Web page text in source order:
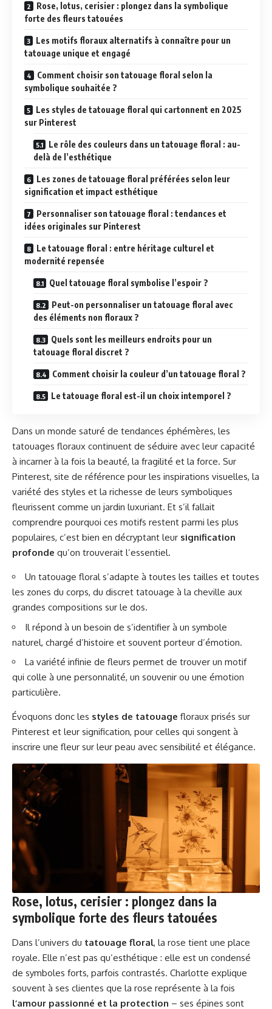
Rose, lotus, cerisier : plongez dans la symbolique
forte des fleurs tatouées
Les motifs floraux alternatifs à connaître pour un
tatouage unique et engagé
Comment choisir son tatouage floral selon la
symbolique souhaitée ?
Les styles de tatouage floral qui cartonnent en 2025
sur Pinterest
Le rôle des couleurs dans un tatouage floral : au-
delà de l’esthétique
Les zones de tatouage floral préférées selon leur
signification et impact esthétique
Personnaliser son tatouage floral : tendances et
idées originales sur Pinterest
Le tatouage floral : entre héritage culturel et
modernité repensée
Quel tatouage floral symbolise l’espoir ?
Peut-on personnaliser un tatouage floral avec
des éléments non floraux ?
Quels sont les meilleurs endroits pour un
tatouage floral discret ?
Comment choisir la couleur d’un tatouage floral ?
Le tatouage floral est-il un choix intemporel ?
Dans un monde saturé de tendances éphémères, les
tatouages floraux continuent de séduire avec leur capacité
à incarner à la fois la beauté, la fragilité et la force. Sur
Pinterest, site de référence pour les inspirations visuelles, la
variété des styles et la richesse de leurs symboliques
fleurissent comme un jardin luxuriant. Et s’il fallait
comprendre pourquoi ces motifs restent parmi les plus
populaires, c’est bien en décryptant leur signification
profonde qu’on trouverait l’essentiel.
Un tatouage floral s’adapte à toutes les tailles et toutes
les zones du corps, du discret tatouage à la cheville aux
grandes compositions sur le dos.
Il répond à un besoin de s’identifier à un symbole
naturel, chargé d’histoire et souvent porteur d’émotion.
La variété infinie de fleurs permet de trouver un motif
qui colle à une personnalité, un souvenir ou une émotion
particulière.
Évoquons donc les styles de tatouage floraux prisés sur
Pinterest et leur signification, pour celles qui songent à
inscrire une fleur sur leur peau avec sensibilité et élégance.
Rose, lotus, cerisier : plongez dans la
symbolique forte des fleurs tatouées
Dans l’univers du tatouage floral, la rose tient une place
royale. Elle n’est pas qu’esthétique : elle est un condensé
de symboles forts, parfois contrastés. Charlotte explique
souvent à ses clientes que la rose représente à la fois
l’amour passionné et la protection – ses épines sont